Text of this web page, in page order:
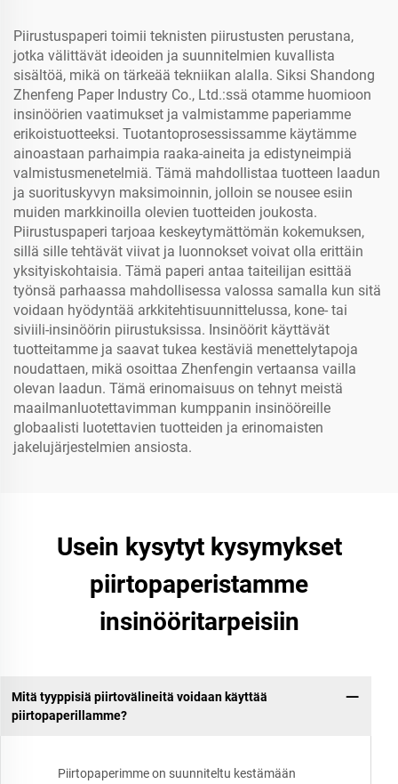
Piirustuspaperi toimii teknisten piirustusten perustana,
jotka välittävät ideoiden ja suunnitelmien kuvallista
sisältöä, mikä on tärkeää tekniikan alalla. Siksi Shandong
Zhenfeng Paper Industry Co., Ltd.:ssä otamme huomioon
insinöörien vaatimukset ja valmistamme paperiamme
erikoistuotteeksi. Tuotantoprosessissamme käytämme
ainoastaan parhaimpia raaka-aineita ja edistyneimpiä
valmistusmenetelmiä. Tämä mahdollistaa tuotteen laadun
ja suorituskyvyn maksimoinnin, jolloin se nousee esiin
muiden markkinoilla olevien tuotteiden joukosta.
Piirustuspaperi tarjoaa keskeytymättömän kokemuksen,
sillä sille tehtävät viivat ja luonnokset voivat olla erittäin
yksityiskohtaisia. Tämä paperi antaa taiteilijan esittää
työnsä parhaassa mahdollisessa valossa samalla kun sitä
voidaan hyödyntää arkkitehtisuunnittelussa, kone- tai
siviili-insinöörin piirustuksissa. Insinöörit käyttävät
tuotteitamme ja saavat tukea kestäviä menettelytapoja
noudattaen, mikä osoittaa Zhenfengin vertaansa vailla
olevan laadun. Tämä erinomaisuus on tehnyt meistä
maailmanluotettavimman kumppanin insinööreille
globaalisti luotettavien tuotteiden ja erinomaisten
jakelujärjestelmien ansiosta.
Usein kysytyt kysymykset
piirtopaperistamme
insinööritarpeisiin
Mitä tyyppisiä piirtovälineitä voidaan käyttää
piirtopaperillamme?
Piirtopaperimme on suunniteltu kestämään